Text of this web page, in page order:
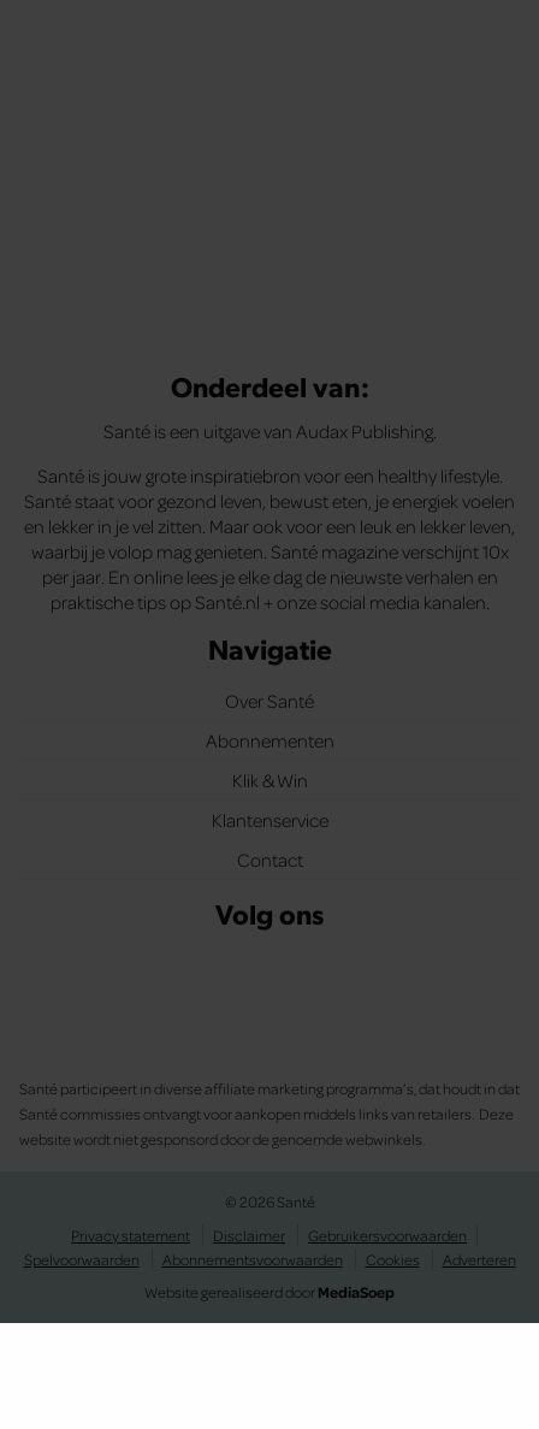
Onderdeel van:
Santé is een uitgave van Audax Publishing.
Santé is jouw grote inspiratiebron voor een healthy lifestyle.
Santé staat voor gezond leven, bewust eten, je energiek voelen
en lekker in je vel zitten. Maar ook voor een leuk en lekker leven,
waarbij je volop mag genieten. Santé magazine verschijnt 10x
per jaar. En online lees je elke dag de nieuwste verhalen en
praktische tips op Santé.nl + onze social media kanalen.
Navigatie
Over Santé
Abonnementen
Klik & Win
Klantenservice
Contact
Volg ons
Santé participeert in diverse affiliate marketing programma’s, dat houdt in dat
Santé commissies ontvangt voor aankopen middels links van retailers. Deze
website wordt niet gesponsord door de genoemde webwinkels.
© 2026 Santé
Privacy statement
Disclaimer
Gebruikersvoorwaarden
Spelvoorwaarden
Abonnementsvoorwaarden Cookies
Adverteren
Website gerealiseerd doorMediaSoep